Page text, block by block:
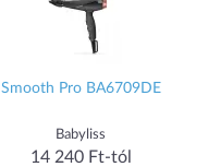
Smooth Pro BA6709DE
Babyliss
14 240 Ft-tól